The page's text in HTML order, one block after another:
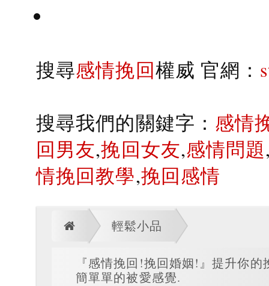
搜尋感情挽回權威 官網：
搜尋我們的關鍵字： 感情
回男友,挽回女友,感情問題
情挽回教學,挽回感情
輕鬆小品
『感情挽回!挽回婚姻!』提升你
簡單單的被愛感覺.